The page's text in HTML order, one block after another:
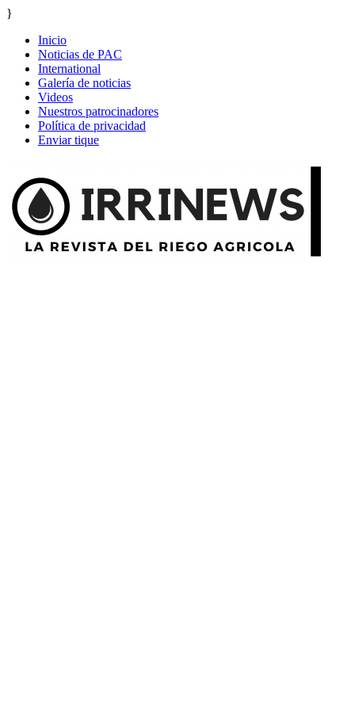
}
Inicio
Noticias de PAC
International
Galería de noticias
Videos
Nuestros patrocinadores
Política de privacidad
Enviar tique